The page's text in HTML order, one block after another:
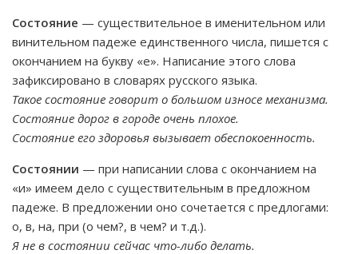
Состояние — существительное в именительном или
винительном падеже единственного числа, пишется с
окончанием на букву «е». Написание этого слова
зафиксировано в словарях русского языка.
Такое состояние говорит о большом износе механизма.
Состояние дорог в городе очень плохое.
Состояние его здоровья вызывает обеспокоенность.
Состоянии — при написании слова с окончанием на
«и» имеем дело с существительным в предложном
падеже. В предложении оно сочетается с предлогами:
о, в, на, при (о чем?, в чем? и т.д.).
Я не в состоянии сейчас что-либо делать.